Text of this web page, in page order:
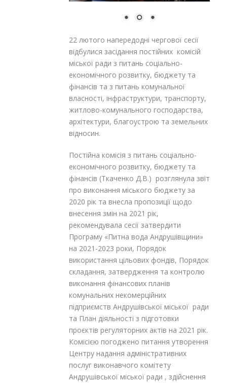
22 лютого напередодні чергової сесії
відбулися засідання постійних комісій
міської ради з питань соціально-
економічного розвитку, бюджету та
фінансів та з питань комунальної
власності, інфраструктури, транспорту,
житлово-комунального господарства,
архітектури, благоустрою та земельних
відносин.
Постійна комісія з питань соціально-
економічного розвитку, бюджету та
фінансів (Ткаченко Д.В.) розглянула звіт
про виконання міського бюджету за
2020 рік та внесла пропозиції щодо
внесення змін на 2021 рік,
рекомендувала сесії затвердити
Програму «Питна вода Андрушівщини»
на 2021-2023 роки, Порядок
використання цільових фондів, Порядок
складання, затвердження та контролю
виконання фінансових планів
комунальних некомерційних
підприємств Андрушівської міської ради
та План діяльності з підготовки
проєктів регуляторних актів на 2021 рік.
Комісією погоджено питання утворення
Центру надання адміністративних
послуг виконавчого комітету
Андрушівської міської ради , здійснення